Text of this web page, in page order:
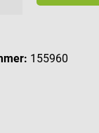
155960